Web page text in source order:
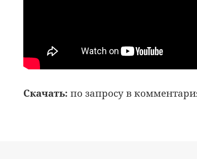
Скачать: по запросу в